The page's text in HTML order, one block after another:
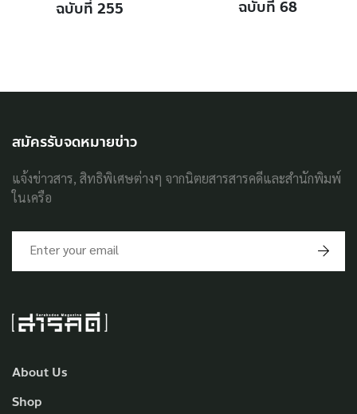
ฉบับที่ 255
ฉบับที่ 68
About Us
Shop
สมัครรับจดหมายข่าว
แจ้งข่าวสาร, สิทธิพิเศษต่างๆ จากนิตยสารสารคดีและสำนักพิมพ์
ในเครือ